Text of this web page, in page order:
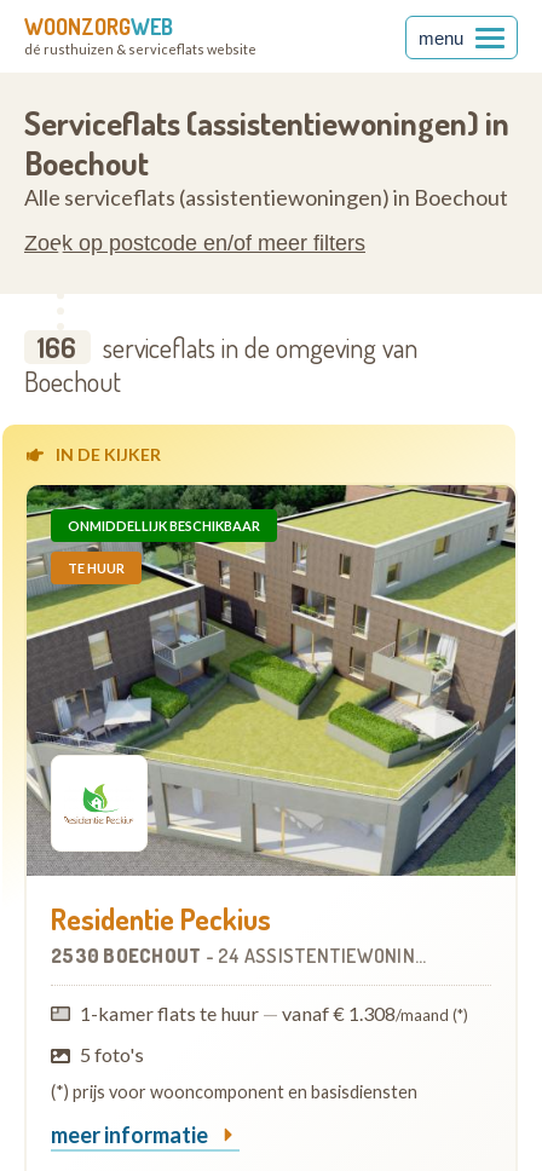
WOONZORGWEB
dé rusthuizen & serviceflats website
menu
Serviceflats (assistentiewoningen) in
Boechout
Alle serviceflats (assistentiewoningen) in Boechout
Zoek op postcode en/of meer filters
166
serviceflats in de omgeving van
Boechout
IN DE KIJKER
ONMIDDELLIJK BESCHIKBAAR
TE HUUR
Residentie Peckius
2530 BOECHOUT - 24 ASSISTENTIEWONINGEN
1-kamer flats te huur — vanaf € 1.308/maand (*)
5 foto's
(*) prijs voor wooncomponent en basisdiensten
meer informatie